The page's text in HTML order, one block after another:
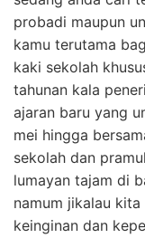
probadi maupun
kamu terutama
kaki sekolah
tahunan kala
ajaran baru yang
mei hingga
sekolah dan
lumayan tajam di
namum jikalau
keinginan dan